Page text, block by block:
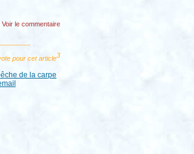
Voirle commentaire
3